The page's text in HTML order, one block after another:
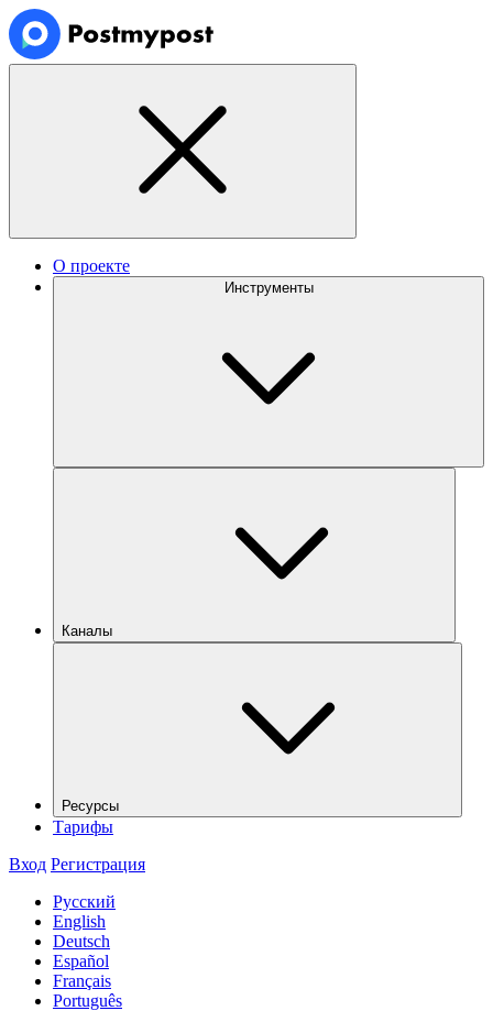
О проекте
Инструменты
Каналы
Ресурсы
Тарифы
Вход Регистрация
Русский
English
Deutsch
Español
Français
Português